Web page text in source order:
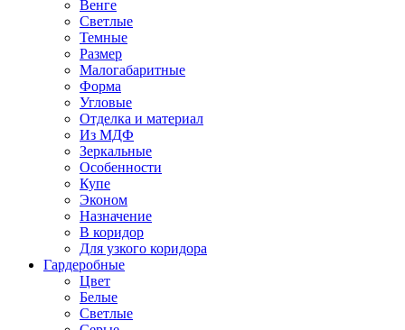
Венге
Светлые
Темные
Размер
Малогабаритные
Форма
Угловые
Отделка и материал
Из МДФ
Зеркальные
Особенности
Купе
Эконом
Назначение
В коридор
Для узкого коридора
Гардеробные
Цвет
Белые
Светлые